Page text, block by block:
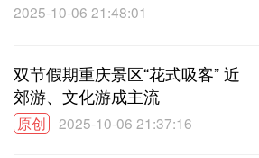
2025-10-06 21:48:01
双节假期重庆景区“花式吸客” 近
郊游、文化游成主流
原创 2025-10-06 21:37:16